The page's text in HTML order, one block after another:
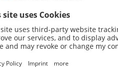
an.
Symbol